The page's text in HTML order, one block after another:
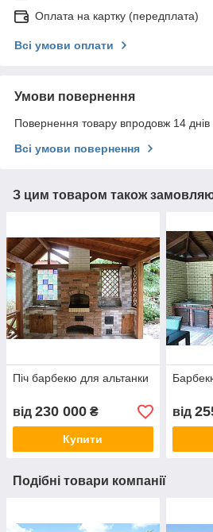
Оплата на картку (передплата)
Всі умови оплати
Умови повернення
Повернення товару впродовж 14 днів
Всі умови повернення
З цим товаром також
Піч барбекю для альтанки
від 230 000 ₴
Купити
від
Подібні товари компанії